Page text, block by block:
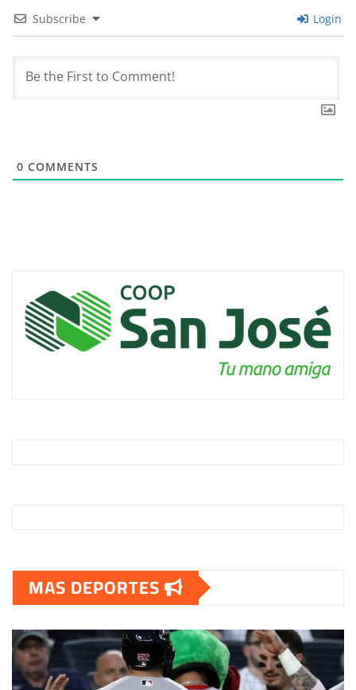
Subscribe Login
0 COMMENTS
MAS DEPORTES